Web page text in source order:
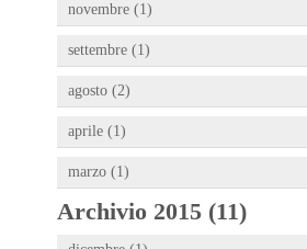
novembre (1)
settembre (1)
agosto (2)
aprile (1)
marzo (1)
Archivio 2015 (11)